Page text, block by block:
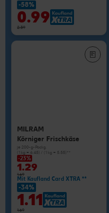
-58%
0.99
2.39
MILRAM
Körniger Frischkäse
je 200-g-Packg.
(1 kg = 6.45) / (1 kg = 5.55)**
-23%
1.29
1.69
Mit Kaufland Card XTRA **
-34%
1.11
1.69